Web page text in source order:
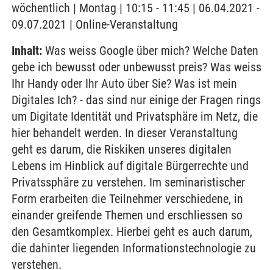
wöchentlich | Montag | 10:15 - 11:45 | 06.04.2021 -
09.07.2021 | Online-Veranstaltung
Inhalt: Was weiss Google über mich? Welche Daten
gebe ich bewusst oder unbewusst preis? Was weiss
Ihr Handy oder Ihr Auto über Sie? Was ist mein
Digitales Ich? - das sind nur einige der Fragen rings
um Digitate Identität und Privatsphäre im Netz, die
hier behandelt werden. In dieser Veranstaltung
geht es darum, die Riskiken unseres digitalen
Lebens im Hinblick auf digitale Bürgerrechte und
Privatssphäre zu verstehen. Im seminaristischer
Form erarbeiten die Teilnehmer verschiedene, in
einander greifende Themen und erschliessen so
den Gesamtkomplex. Hierbei geht es auch darum,
die dahinter liegenden Informationstechnologie zu
verstehen.